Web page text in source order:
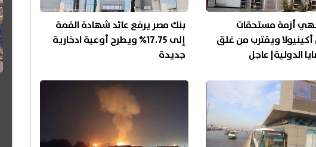
أزمة مستحقات
ويقترب من غلق
الدولية| عاجل
بنك مصر يرفع عائد شهادة القمة
إلى 17.75% ويطرح أوعية ادخارية
جديدة